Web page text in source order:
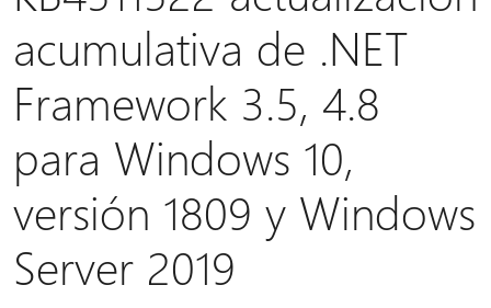
acumulativa de .NET
Framework 3.5, 4.8
para Windows 10,
versión 1809 y Windows
Server 2019